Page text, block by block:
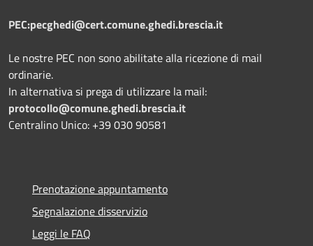
PEC:pecghedi@cert.comune.ghedi.brescia.it
Le nostre PEC non sono abilitate alla ricezione di mail
ordinarie.
In alternativa si prega di utilizzare la mail:
protocollo@comune.ghedi.brescia.it
Centralino Unico: +39 030 90581
Prenotazione appuntamento
Segnalazione disservizio
Leggi le FAQ